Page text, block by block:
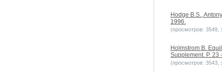
Hodge B.S.,
1996.
(просмотров: 3549,
Holmstrom B.
Supplement. P. 23
(просмотров: 3543,